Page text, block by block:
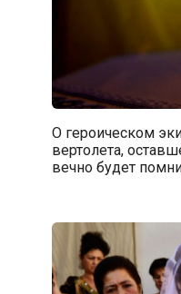
О героическом
вертолета,
вечно будет